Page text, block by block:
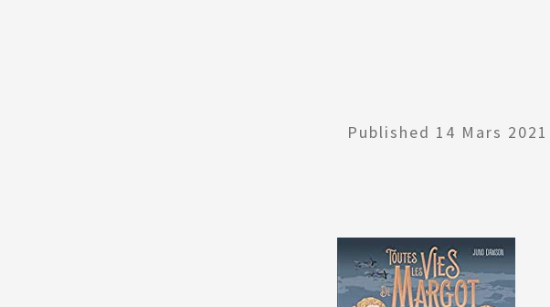
Published 14 Mars 2021